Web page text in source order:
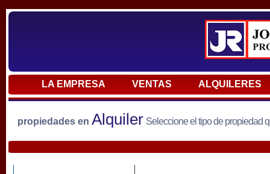
LA EMPRESA VENTAS ALQUILERES
propiedades en Alquiler Seleccione el tipo de propiedad